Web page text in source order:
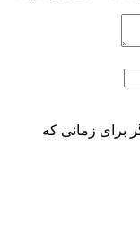
برای زمانی که